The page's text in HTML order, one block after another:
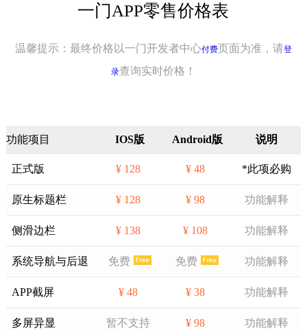
一门APP零售价格表
温馨提示：最终价格以一门开发者中心付费页面为准，请登
录查询实时价格！
功能项目 IOS版 Android版 说明
正式版 ¥ 128 ¥ 48 *此项必购
原生标题栏 ¥ 128 ¥ 98 功能解释
侧滑边栏 ¥ 138 ¥ 108 功能解释
系统导航与后退 免费 免费 功能解释
APP截屏 ¥ 48 ¥ 38 功能解释
多屏异显 暂不支持 ¥ 98 功能解释